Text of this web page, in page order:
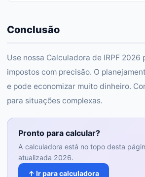
Conclusão
Use nossa Calculadora de IRPF 2026
impostos com precisão. O
e pode economizar muito dinheiro.
para situações complexas.
Pronto para calcular?
A calculadora está no topo desta
atualizada 2026.
↑ Ir para calculadora